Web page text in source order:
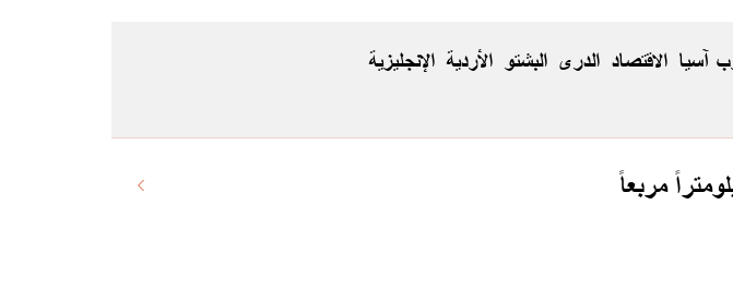
الاقتصاد آسيا الإنجليزية الأردية البشتو الدری